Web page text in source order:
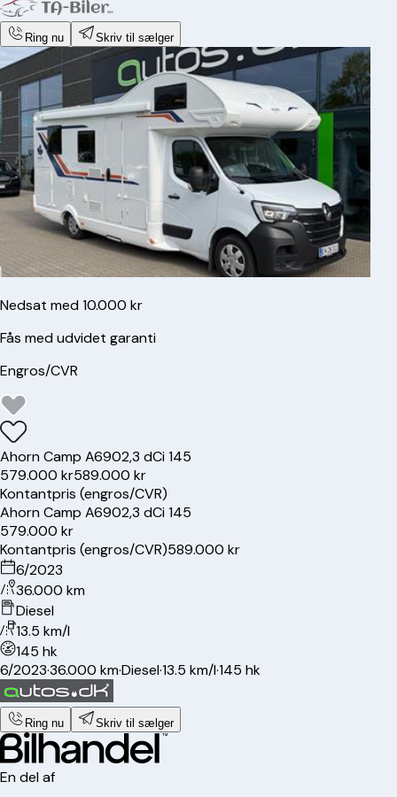
Ring nu Skriv til sælger
Nedsat med 10.000 kr
Fås med udvidet garanti
Engros/CVR
AhornCamp A6902,3 dCi 145
579.000 kr589.000 kr
Kontantpris (engros/CVR)
AhornCamp A6902,3 dCi 145
579.000 kr
Kontantpris (engros/CVR)589.000 kr
6/2023
36.000 km
Diesel
13.5 km/l
145 hk
6/2023·36.000 km·Diesel·13.5 km/l·145 hk
Ring nu Skriv til sælger
En del af